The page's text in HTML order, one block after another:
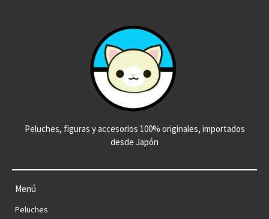
Peluches, figuras y accesorios 100% originales, importados
desde Japón
Menú
Peluches